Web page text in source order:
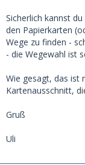
Sicherlich kannst
den Papierkarten
Wege zu finden -
- die Wegewahl ist
Wie gesagt, das ist
Kartenausschnitt,
Gruß
Uli